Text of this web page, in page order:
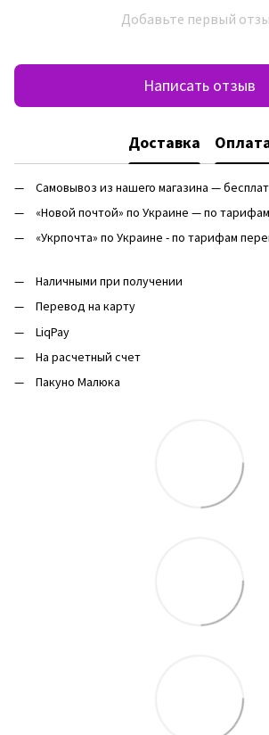
Добавьте первый
Написать отзыв
Доставка
Самовывоз из нашего магазина —
«Новой почтой» по Украине — по
«Укрпочта» по Украине - по тарифам
Наличными при получении
Перевод на карту
LiqPay
На расчетный счет
Пакуно Малюка